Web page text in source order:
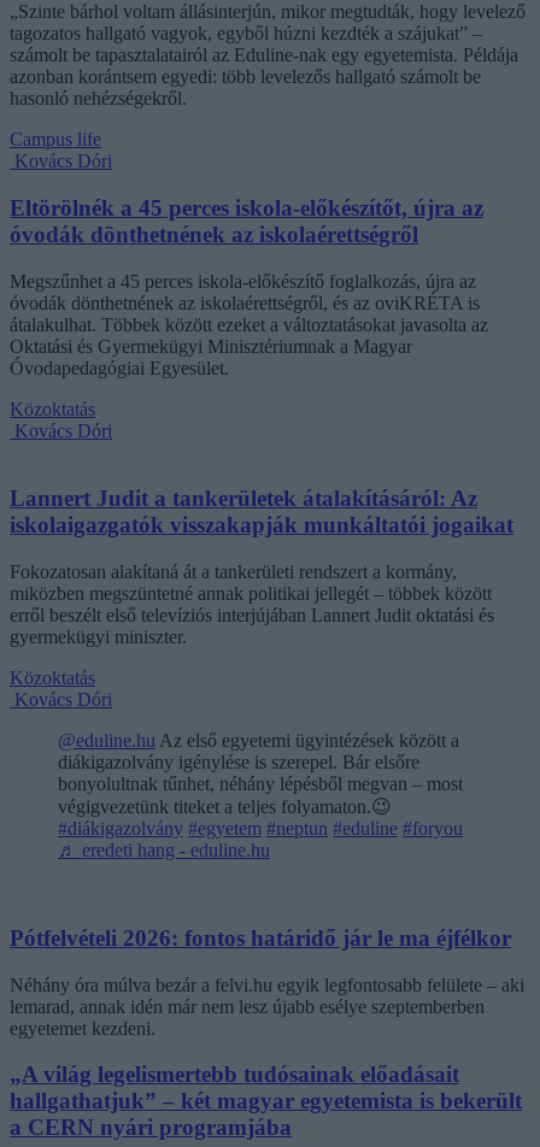
„Szinte bárhol voltam állásinterjún, mikor megtudták, hogy levelező
tagozatos hallgató vagyok, egyből húzni kezdték a szájukat” –
számolt be tapasztalatairól az Eduline-nak egy egyetemista. Példája
azonban korántsem egyedi: több levelezős hallgató számolt be
hasonló nehézségekről.
Campus life
Kovács Dóri
Eltörölnék a 45 perces iskola-előkészítőt, újra az
óvodák dönthetnének az iskolaérettségről
Megszűnhet a 45 perces iskola-előkészítő foglalkozás, újra az
óvodák dönthetnének az iskolaérettségről, és az oviKRÉTA is
átalakulhat. Többek között ezeket a változtatásokat javasolta az
Oktatási és Gyermekügyi Minisztériumnak a Magyar
Óvodapedagógiai Egyesület.
Közoktatás
Kovács Dóri
Lannert Judit a tankerületek átalakításáról: Az
iskolaigazgatók visszakapják munkáltatói jogaikat
Fokozatosan alakítaná át a tankerületi rendszert a kormány,
miközben megszüntetné annak politikai jellegét – többek között
erről beszélt első televíziós interjújában Lannert Judit oktatási és
gyermekügyi miniszter.
Közoktatás
Kovács Dóri
@eduline.hu Az első egyetemi ügyintézések között a
diákigazolvány igénylése is szerepel. Bár elsőre
bonyolultnak tűnhet, néhány lépésből megvan – most
végigvezetünk titeket a teljes folyamaton.😉
#diákigazolvány #egyetem #neptun #eduline #foryou
♬ eredeti hang - eduline.hu
Pótfelvételi 2026: fontos határidő jár le ma éjfélkor
Néhány óra múlva bezár a felvi.hu egyik legfontosabb felülete – aki
lemarad, annak idén már nem lesz újabb esélye szeptemberben
egyetemet kezdeni.
„A világ legelismertebb tudósainak előadásait
hallgathatjuk” – két magyar egyetemista is bekerült
a CERN nyári programjába